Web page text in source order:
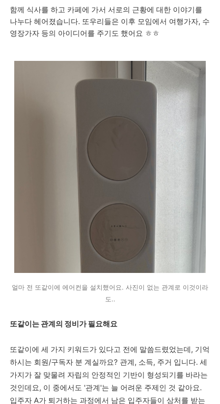
함께 식사를 하고 카페에 가서 서로의 근황에 대한 이야기를
나누다 헤어졌습니다. 또우리들은 이후 모임에서 여행가자, 수
영장가자 등의 아이디어를 주기도 했어요 ㅎㅎ
얼마 전 또같이에 에어컨을 설치했어요. 사진이 없는 관계로 이것이라
도..
또같이는 관계의 정비가 필요해요
또같이에 세 가지 키워드가 있다고 전에 말씀드렸었는데, 기억
하시는 회원/구독자 분 계실까요? 관계, 소득, 주거 입니다. 세
가지가 잘 맞물려 자립의 안정적인 기반이 형성되기를 바라는
것인데요, 이 중에서도 '관계'는 늘 어려운 주제인 것 같아요.
입주자 A가 퇴거하는 과정에서 남은 입주자들이 상처를 받는